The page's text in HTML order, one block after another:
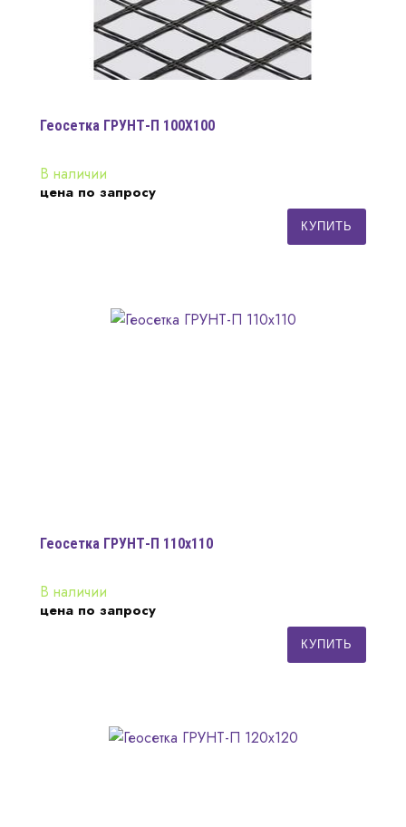
Геосетка ГРУНТ-П 100Х100
В наличии
цена по запросу
КУПИТЬ
Геосетка ГРУНТ-П 110х110
В наличии
цена по запросу
КУПИТЬ